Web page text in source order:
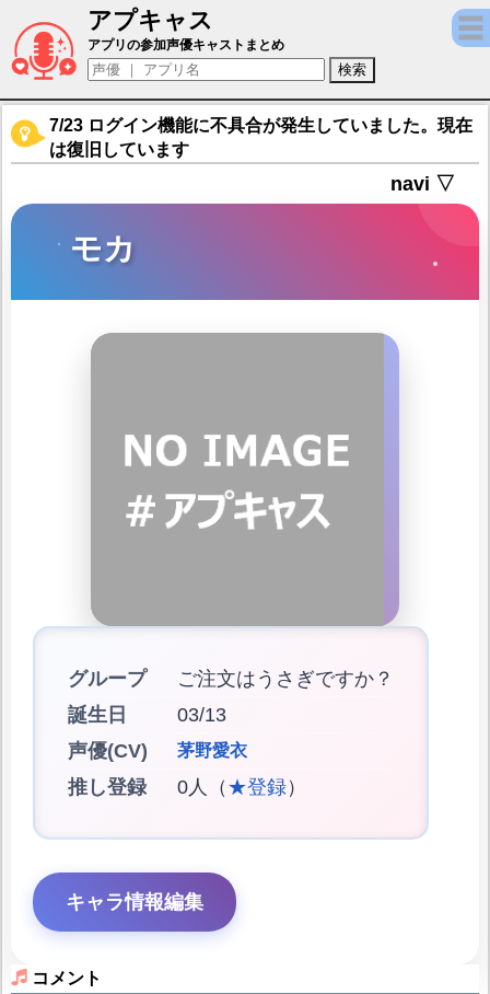
アプキャス
モカ（声優：茅野愛衣)【きららファンタジ
アプリの参加声優キャストまとめ
7/23 ログイン機能に不具合が発生していました。現在
は復旧しています
navi ▽
モカ
グループ
ご注文はうさぎですか？
誕生日
03/13
声優(CV)
茅野愛衣
推し登録 0人（ ★登録）
キャラ情報編集
コメント